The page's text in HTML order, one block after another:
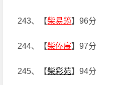
243、【柴易筠】96分
244、【柴俸宸】97分
245、【柴彩苑】94分